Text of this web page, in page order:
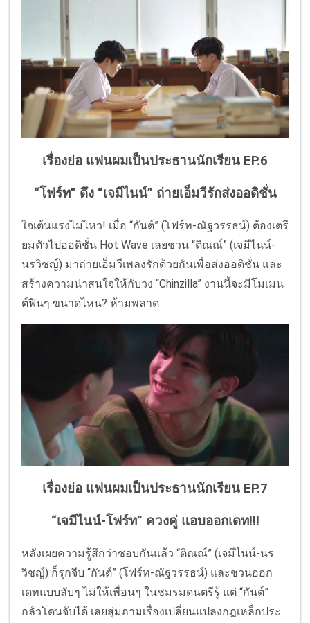
เรื่องย่อ แฟนผมเป็นประธานนักเรียน EP.6
“โฟร์ท” ดึง “เจมีไนน์” ถ่ายเอ็มวีรักส่งออดิชั่น
ใจเต้นแรงไม่ไหว! เมื่อ “กันต์” (โฟร์ท-ณัฐวรรธน์) ต้องเตรี
ยมตัวไปออดิชั่น Hot Wave เลยชวน “ติณณ์” (เจมีไนน์-
นรวิชญ์) มาถ่ายเอ็มวีเพลงรักด้วยกันเพื่อส่งออดิชั่น และ
สร้างความน่าสนใจให้กับวง “Chinzilla” งานนี้จะมีโมเมน
ต์ฟินๆ ขนาดไหน? ห้ามพลาด
เรื่องย่อ แฟนผมเป็นประธานนักเรียน EP.7
“เจมีไนน์-โฟร์ท” ควงคู่ แอบออกเดท!!!
หลังเผยความรู้สึกว่าชอบกันแล้ว “ติณณ์” (เจมีไนน์-นร
วิชญ์) ก็รุกจีบ “กันต์” (โฟร์ท-ณัฐวรรธน์) และชวนออก
เดทแบบลับๆ ไม่ให้เพื่อนๆ ในชมรมดนตรีรู้ แต่ “กันต์”
กลัวโดนจับได้ เลยสุ่มถามเรื่องเปลี่ยนแปลงกฎเหล็กประ